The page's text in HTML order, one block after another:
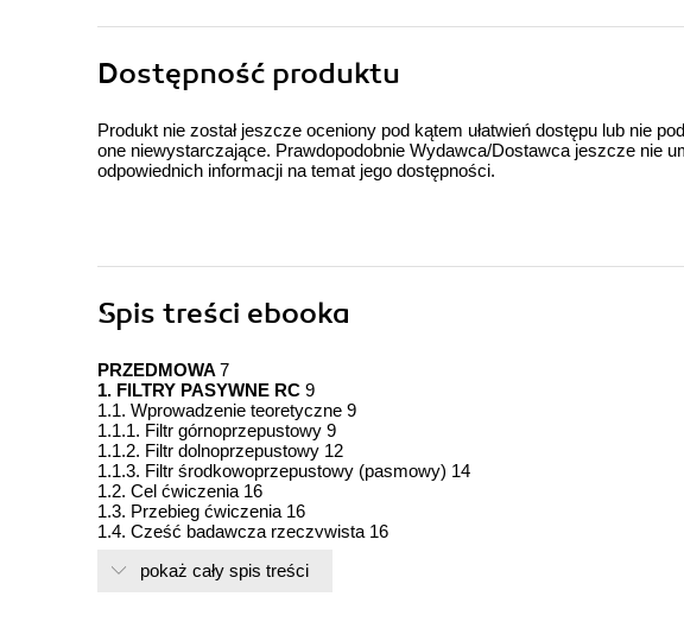
Dostępność produktu
Produkt nie został jeszcze oceniony pod kątem ułatwień dostępu lub nie
one niewystarczające. Prawdopodobnie Wydawca/Dostawca jeszcze nie
odpowiednich informacji na temat jego dostępności.
Spis treści ebooka
PRZEDMOWA 7
1. FILTRY PASYWNE RC 9
1.1. Wprowadzenie teoretyczne 9
1.1.1. Filtr górnoprzepustowy 9
1.1.2. Filtr dolnoprzepustowy 12
1.1.3. Filtr środkowoprzepustowy (pasmowy) 14
1.2. Cel ćwiczenia 16
1.3. Przebieg ćwiczenia 16
1.4. Część badawcza rzeczywista 16
1.4.2. Charakterystyki fazowe filtrów RC 17
pokaż cały spis treści